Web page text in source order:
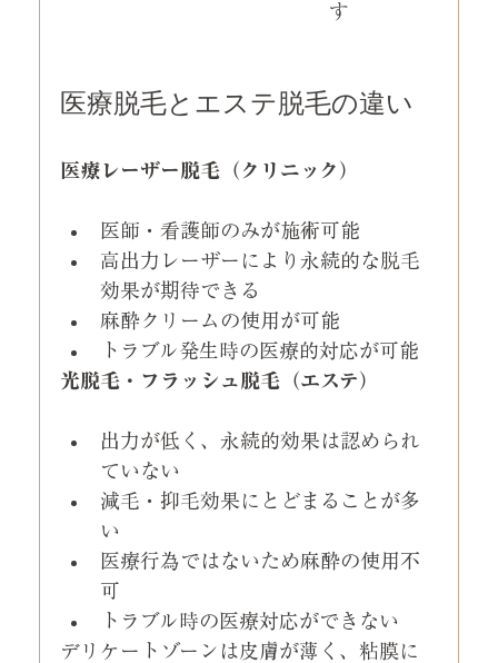
す
医療脱毛とエステ脱毛の違い
医療レーザー脱毛（クリニック）
医師・看護師のみが施術可能
高出力レーザーにより永続的な脱毛
効果が期待できる
麻酔クリームの使用が可能
トラブル発生時の医療的対応が可能
光脱毛・フラッシュ脱毛（エステ）
出力が低く、永続的効果は認められ
ていない
減毛・抑毛効果にとどまることが多
い
医療行為ではないため麻酔の使用不
可
トラブル時の医療対応ができない
デリケートゾーンは皮膚が薄く、粘膜に